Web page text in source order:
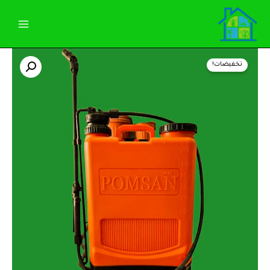
المحتوى
تخفيضات!
هو:
1.600,00 EGP.
السعر
الحالي
هو:
1.450,00 EGP.
رشاشة